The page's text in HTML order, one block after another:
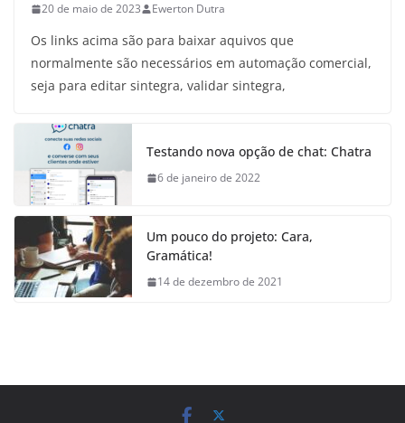
20 de maio de 2023 Ewerton Dutra
Os links acima são para baixar aquivos que
normalmente são necessários em automação comercial,
seja para editar sintegra, validar sintegra,
Testando nova opção de chat: Chatra
6 de janeiro de 2022
Um pouco do projeto: Cara,
Gramática!
14 de dezembro de 2021